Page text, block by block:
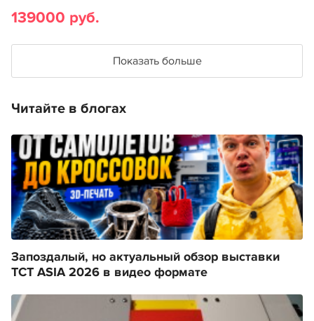
139000 руб.
Показать больше
Читайте в блогах
Запоздалый, но актуальный обзор выставки
TCT ASIA 2026 в видео формате